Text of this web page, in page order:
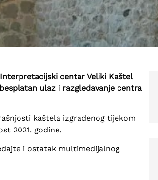
centar Veliki Kaštel
ulaz i razgledavanje centra
kaštela izgrađenog tijekom
2021. godine.
i ostatak multimedijalnog